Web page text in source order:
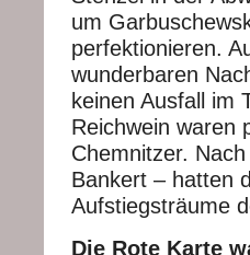
um
perfektionieren.
wunderbaren
keinen Ausfall im
Reichwein waren
Chemnitzer.
Bankert – hatten
Aufstiegsträume
Die Rote Karte